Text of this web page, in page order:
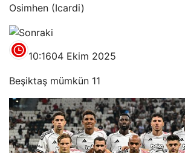
Osimhen (Icardi)
10:1604 Ekim 2025
Beşiktaş mümkün 11